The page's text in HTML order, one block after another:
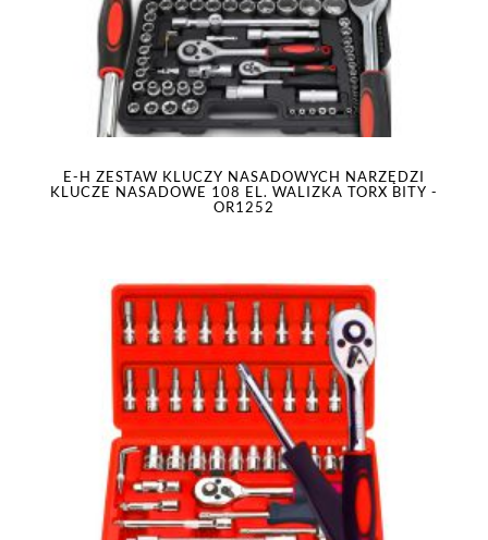
E-H ZESTAW KLUCZY NASADOWYCH NARZĘDZI
KLUCZE NASADOWE 108 EL. WALIZKA TORX BITY -
OR1252